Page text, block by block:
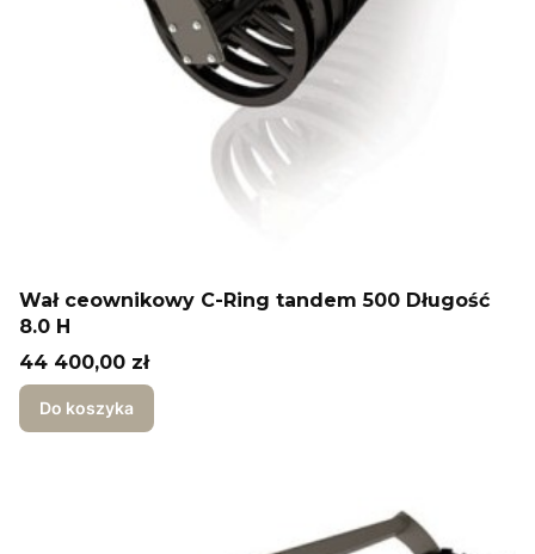
Wał ceownikowy C-Ring tandem 500 Długość
8.0 H
Cena
44 400,00 zł
Do koszyka